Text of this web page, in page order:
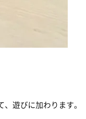
遊びに加わります。